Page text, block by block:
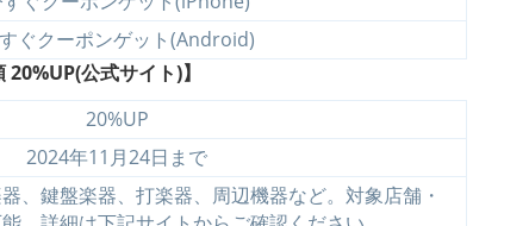
ぐクーポンゲット(Android)
公式サイト)】
20%UP
2024年11月24日まで
、鍵盤楽器、打楽器、周辺機器など。対象店舗・